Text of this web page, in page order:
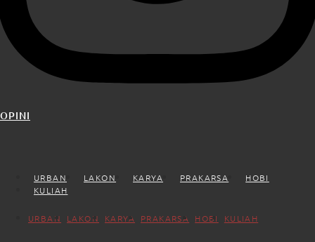
OPINI
URBAN LAKON KARYA PRAKARSA
HOBI
KULIAH
URBAN LAKON KARYA PRAKARSA HOBI KULIAH